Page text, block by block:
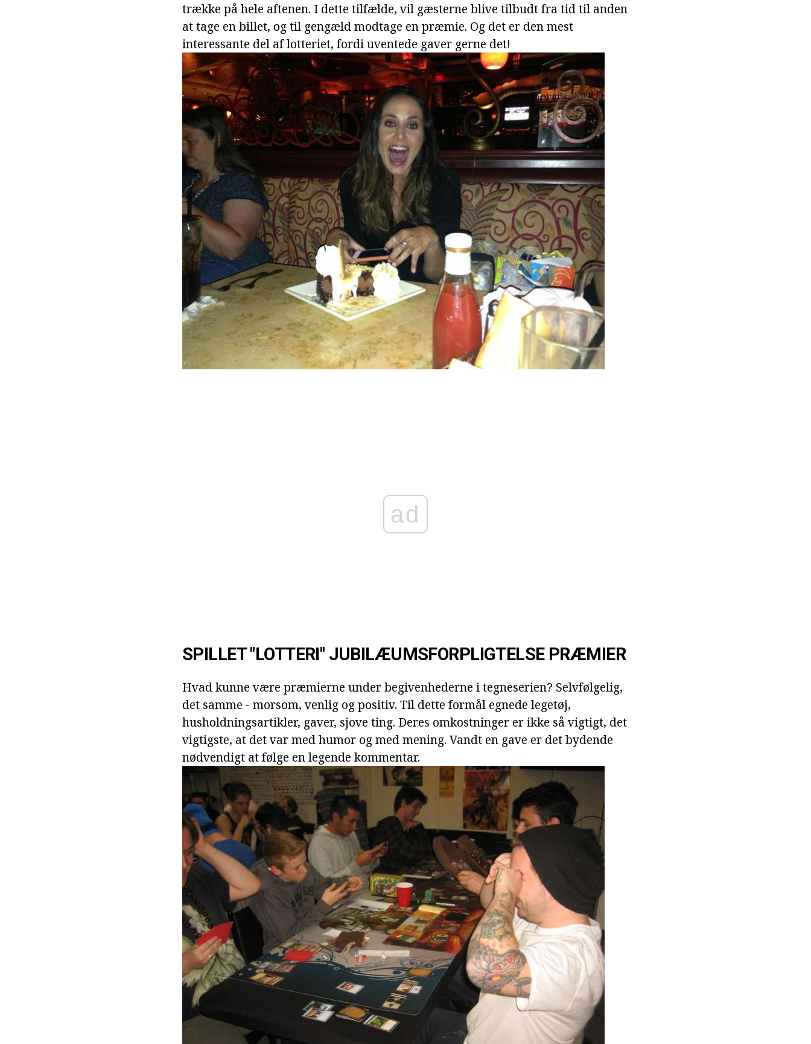
trække på hele aftenen. I dette tilfælde, vil gæsterne blive tilbudt fra tid til anden
at tage en billet, og til gengæld modtage en præmie. Og det er den mest
interessante del af lotteriet, fordi uventede gaver gerne det!
ad
SPILLET "LOTTERI" JUBILÆUMSFORPLIGTELSE PRÆMIER
Hvad kunne være præmierne under begivenhederne i tegneserien? Selvfølgelig,
det samme - morsom, venlig og positiv. Til dette formål egnede legetøj,
husholdningsartikler, gaver, sjove ting. Deres omkostninger er ikke så vigtigt, det
vigtigste, at det var med humor og med mening. Vandt en gave er det bydende
nødvendigt at følge en legende kommentar.